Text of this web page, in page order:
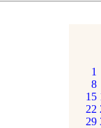
1
8
15
22
29